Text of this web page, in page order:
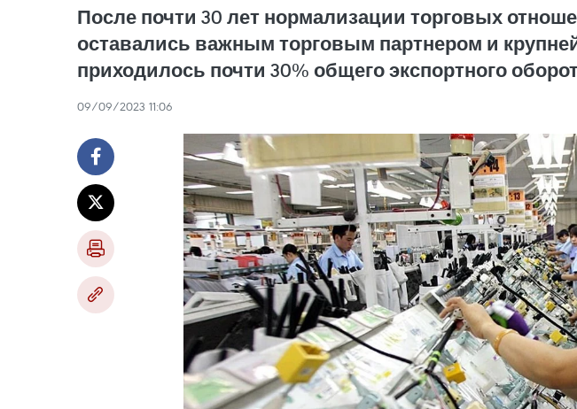
После почти 30 лет нормализации торговых
оставались важным торговым партнером и
приходилось почти 30% общего экспортного
09/09/2023 11:06